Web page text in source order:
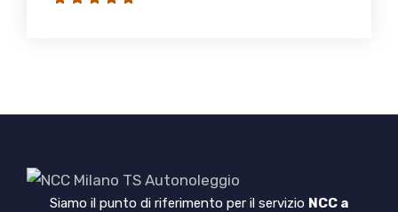
Siamo il punto di riferimento per il servizio NCC a